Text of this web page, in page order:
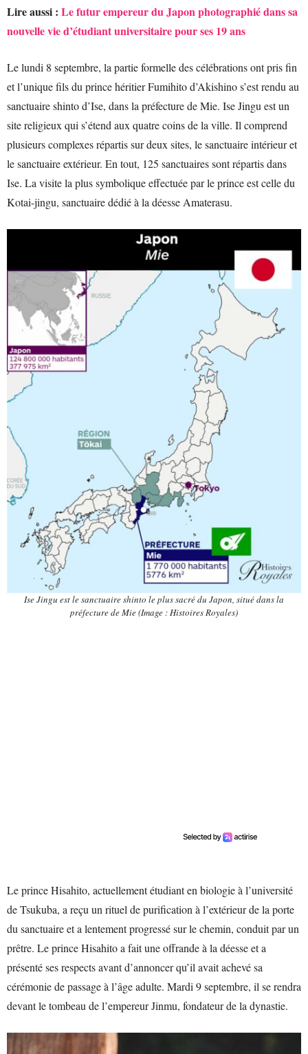
Lire aussi : Le futur empereur du Japon photographié dans sa
nouvelle vie d’étudiant universitaire pour ses 19 ans
Le lundi 8 septembre, la partie formelle des célébrations ont pris fin
et l’unique fils du prince héritier Fumihito d’Akishino s’est rendu au
sanctuaire shinto d’Ise, dans la préfecture de Mie. Ise Jingu est un
site religieux qui s’étend aux quatre coins de la ville. Il comprend
plusieurs complexes répartis sur deux sites, le sanctuaire intérieur et
le sanctuaire extérieur. En tout, 125 sanctuaires sont répartis dans
Ise. La visite la plus symbolique effectuée par le prince est celle du
Kotai-jingu, sanctuaire dédié à la déesse Amaterasu.
Ise Jingu est le sanctuaire shinto le plus sacré du Japon, situé dans la
préfecture de Mie (Image : Histoires Royales)
Le prince Hisahito, actuellement étudiant en biologie à l’université
de Tsukuba, a reçu un rituel de purification à l’extérieur de la porte
du sanctuaire et a lentement progressé sur le chemin, conduit par un
prêtre. Le prince Hisahito a fait une offrande à la déesse et a
présenté ses respects avant d’annoncer qu’il avait achevé sa
cérémonie de passage à l’âge adulte. Mardi 9 septembre, il se rendra
devant le tombeau de l’empereur Jinmu, fondateur de la dynastie.